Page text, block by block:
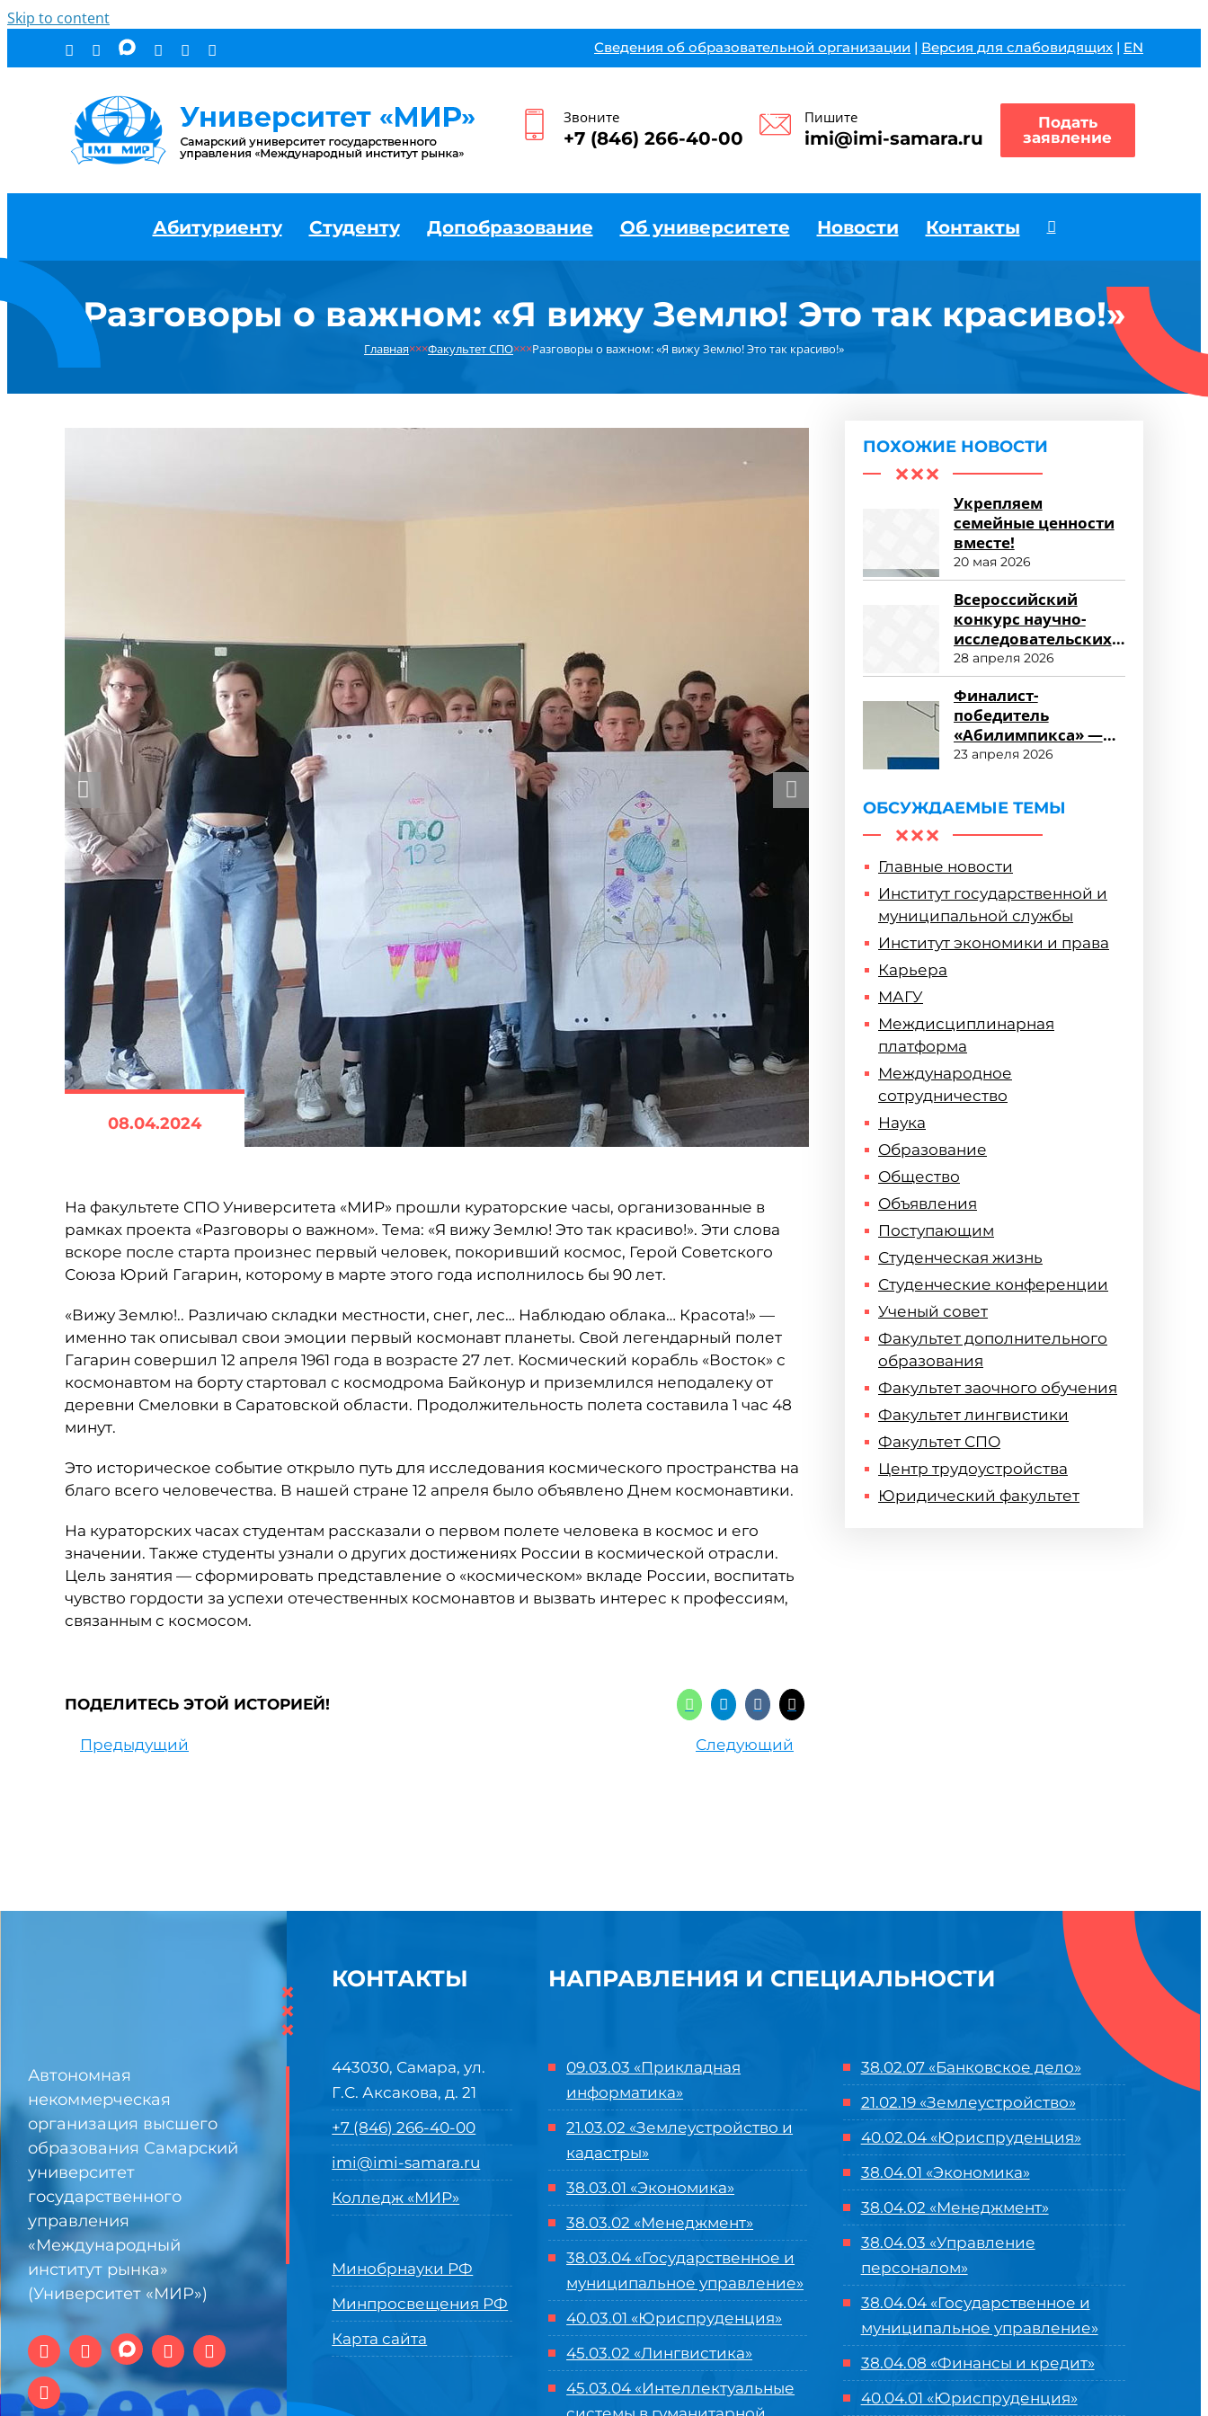
Skip to content
Сведения об образовательной организации | Версия для слабовидящих | EN
Звоните
+7 (846) 266-40-00
Пишите
imi@imi-samara.ru
Подать
заявление
Абитуриенту Студенту Допобразование Об университете Новости Контакты
Разговоры о важном: «Я вижу Землю! Это так красиво!»
Главная×××Факультет СПО×××Разговоры о важном: «Я вижу Землю! Это так красиво!»
08.04.2024
На факультете СПО Университета «МИР» прошли кураторские часы, организованные в
рамках проекта «Разговоры о важном». Тема: «Я вижу Землю! Это так красиво!». Эти слова
вскоре после старта произнес первый человек, покоривший космос, Герой Советского
Союза Юрий Гагарин, которому в марте этого года исполнилось бы 90 лет.
«Вижу Землю!.. Различаю складки местности, снег, лес… Наблюдаю облака… Красота!» —
именно так описывал свои эмоции первый космонавт планеты. Свой легендарный полет
Гагарин совершил 12 апреля 1961 года в возрасте 27 лет. Космический корабль «Восток» с
космонавтом на борту стартовал с космодрома Байконур и приземлился неподалеку от
деревни Смеловки в Саратовской области. Продолжительность полета составила 1 час 48
минут.
Это историческое событие открыло путь для исследования космического пространства на
благо всего человечества. В нашей стране 12 апреля было объявлено Днем космонавтики.
На кураторских часах студентам рассказали о первом полете человека в космос и его
значении. Также студенты узнали о других достижениях России в космической отрасли.
Цель занятия — сформировать представление о «космическом» вкладе России, воспитать
чувство гордости за успехи отечественных космонавтов и вызвать интерес к профессиям,
связанным с космосом.
ПОДЕЛИТЕСЬ ЭТОЙ ИСТОРИЕЙ!
Предыдущий Следующий
ПОХОЖИЕ НОВОСТИ
Укрепляем
семейные ценности
вместе!
20 мая 2026
Всероссийский
конкурс научно-
исследовательских
работ «Научный
потенциал СПО»
28 апреля 2026
Финалист-
победитель
«Абилимпикса» —
студент ФСПО
23 апреля 2026
ОБСУЖДАЕМЫЕ ТЕМЫ
Главные новости
Институт государственной и
муниципальной службы
Институт экономики и права
Карьера
МАГУ
Междисциплинарная
платформа
Международное
сотрудничество
Наука
Образование
Общество
Объявления
Поступающим
Студенческая жизнь
Студенческие конференции
Ученый совет
Факультет дополнительного
образования
Факультет заочного обучения
Факультет лингвистики
Факультет СПО
Центр трудоустройства
Юридический факультет
Автономная
некоммерческая
организация высшего
образования Самарский
университет
государственного
управления
«Международный
институт рынка»
(Университет «МИР»)
×
×
×
КОНТАКТЫ
443030, Самара, ул.
Г.С. Аксакова, д. 21
+7 (846) 266-40-00
imi@imi-samara.ru
Колледж «МИР»
Минобрнауки РФ
Минпросвещения РФ
Карта сайта
НАПРАВЛЕНИЯ И СПЕЦИАЛЬНОСТИ
09.03.03 «Прикладная
информатика»
21.03.02 «Землеустройство и
кадастры»
38.03.01 «Экономика»
38.03.02 «Менеджмент»
38.03.04 «Государственное и
муниципальное управление»
40.03.01 «Юриспруденция»
45.03.02 «Лингвистика»
45.03.04 «Интеллектуальные
38.02.07 «Банковское дело»
21.02.19 «Землеустройство»
40.02.04 «Юриспруденция»
38.04.01 «Экономика»
38.04.02 «Менеджмент»
38.04.03 «Управление
персоналом»
38.04.04 «Государственное и
муниципальное управление»
38.04.08 «Финансы и кредит»
40.04.01 «Юриспруденция»